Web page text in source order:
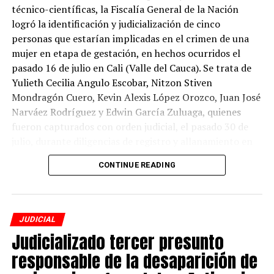
El procesado no aceptó los cargos y, por disposición
judicial, le fue impuesta medida de aseguramiento
privativa de la libertad en establecimiento carcelario.
ADVERTISEMENT
técnico-científicas, la Fiscalía General de la Nación
logró la identificación y judicialización de cinco
personas que estarían implicadas en el crimen de una
mujer en etapa de gestación, en hechos ocurridos el
pasado 16 de julio en Cali (Valle del Cauca). Se trata de
Yulieth Cecilia Angulo Escobar, Nitzon Stiven
Mondragón Cuero, Kevin Alexis López Orozco, Juan José
Narváez Rodríguez y Edwin García Zuluaga, quienes
fueron capturados con orden judicial, el pasado 30 de
Valle del Cauca.
que se encontraba en estado de gestación, la Fiscalía
activó el Mecanismo de Búsqueda Urgente (MBU) y
Alerta Rosa por el delito de desaparición forzada.
Posteriormente, el 20 de julio, el Cuerpo Técnico de
Investigación (CTI) encontró el cuerpo de la mujer sin
CONTINUE READING
JUDICIAL
Judicializado tercer presunto
responsable de la desaparición de